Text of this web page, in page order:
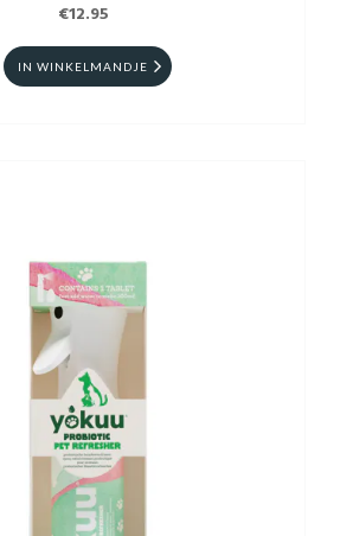
€12.95
IN WINKELMANDJE